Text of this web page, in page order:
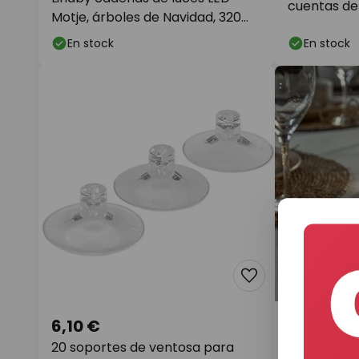
Motje, árboles de Navidad, 320
cm, IP20
En stock
cuentas
En stock
20 soportes de ventosa para
6,10 €
Cadena
18,90 €